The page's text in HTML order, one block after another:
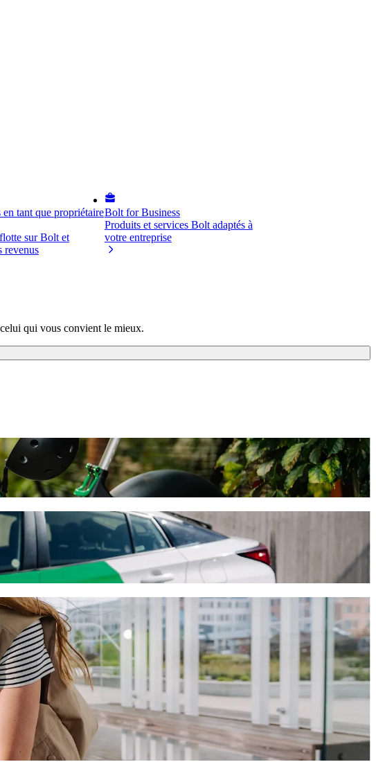
tant que propriétaire
sur Bolt et
revenus
Bolt for Business
Produits et services Bolt adaptés à
votre entreprise
qui vous convient le mieux.
transport avec chauffeur Bolt
en Aguascalientes. Avec Bolt, ce trajet prendra environ 14 min et coûtera